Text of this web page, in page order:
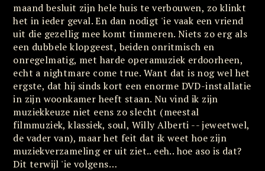
maand besluit zijn hele huis te verbouwen, zo klinkt
het in ieder geval. En dan nodigt 'ie vaak een vriend
uit die gezellig mee komt timmeren. Niets zo erg als
een dubbele klopgeest, beiden onritmisch en
onregelmatig, met harde operamuziek erdoorheen,
echt a nightmare come true. Want dat is nog wel het
ergste, dat hij sinds kort een enorme DVD-installatie
in zijn woonkamer heeft staan. Nu vind ik zijn
muziekkeuze niet eens zo slecht (meestal
filmmuziek, klassiek, soul, Willy Alberti -- jeweetwel,
de vader van), maar het feit dat ik weet hoe zijn
muziekverzameling er uit ziet.. eeh.. hoe aso is dat?
Dit terwijl 'ie volgens…